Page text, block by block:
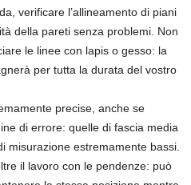
verificare l’allineamento di piani
della pareti senza problemi. Non
le linee con lapis o gesso: la
per tutta la durata del vostro
precise, anche se
di errore: quelle di fascia media
misurazione estremamente bassi.
il lavoro con le pendenze: può